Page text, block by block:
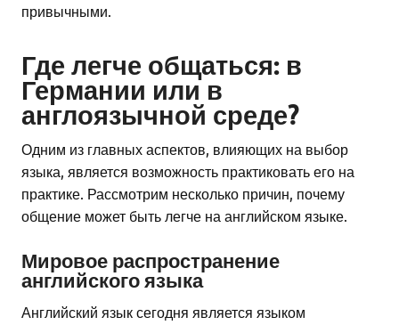
привычными.
Где легче общаться: в
Германии или в
англоязычной среде?
Одним из главных аспектов, влияющих на выбор
языка, является возможность практиковать его на
практике. Рассмотрим несколько причин, почему
общение может быть легче на английском языке.
Мировое распространение
английского языка
Английский язык сегодня является языком